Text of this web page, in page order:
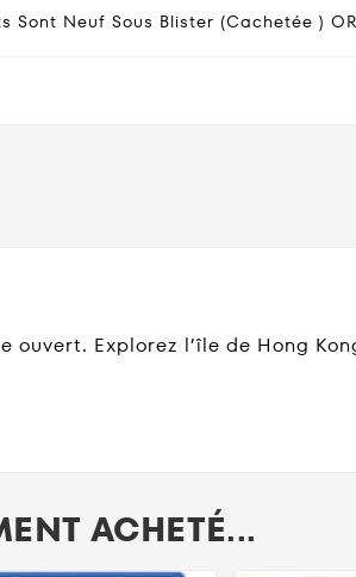
Sont Neuf Sous Blister (cachetée )
Explorez l’île de Hong
ACHETÉ...